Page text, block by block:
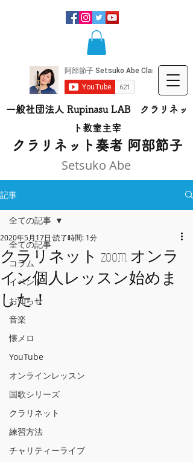
Setsuko Abe
一般社団法人 Rupinasu LAB クラリネッ
ト​教室主宰
​クラリネット奏者 阿部節子
記事
全ての記事
コラム
イベント
お知らせ
音楽
懐メロ
YouTube
オンラインレッスン
国歌シリーズ
クラリネット
練習方法
チャリティーライブ
全ての記事
クラリネット zoom オンラ
イン個人レッスン始めま
した！
2020年5月17日 読了時間: 1分